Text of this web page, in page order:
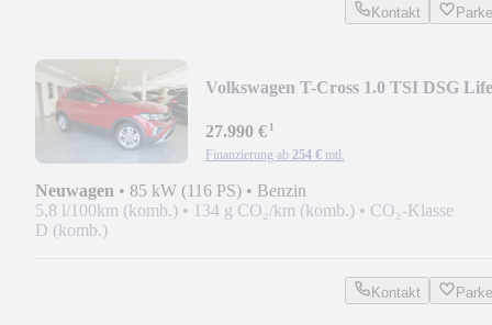
Kontakt
Volkswagen T-Cross 1.0 TSI DSG Life
27.990 €¹
Finanzierung ab 254 € mtl.
Neuwagen • 85 kW (116 PS) • Benzin
5,8 l/100km (komb.) • 134 g CO₂/km (komb.) • CO₂-Klasse
D (komb.)
Kontakt